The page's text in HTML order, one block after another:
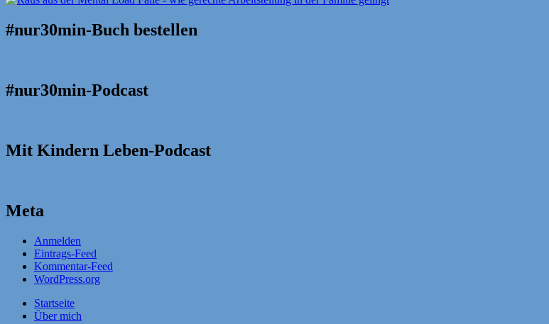
#nur30min-Buch bestellen
#nur30min-Podcast
Mit Kindern Leben-Podcast
Meta
Anmelden
Eintrags-Feed
Kommentar-Feed
WordPress.org
Startseite
Über mich